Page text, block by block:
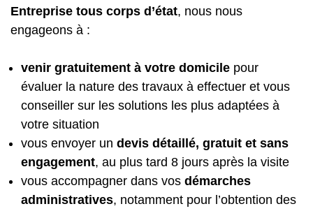
Entreprise tous corps d’état, nous nous
engageons à :
venir gratuitement à votre domicile pour
évaluer la nature des travaux à effectuer et vous
conseiller sur les solutions les plus adaptées à
votre situation
vous envoyer un devis détaillé, gratuit et sans
engagement, au plus tard 8 jours après la visite
vous accompagner dans vos démarches
administratives, notamment pour l’obtention des